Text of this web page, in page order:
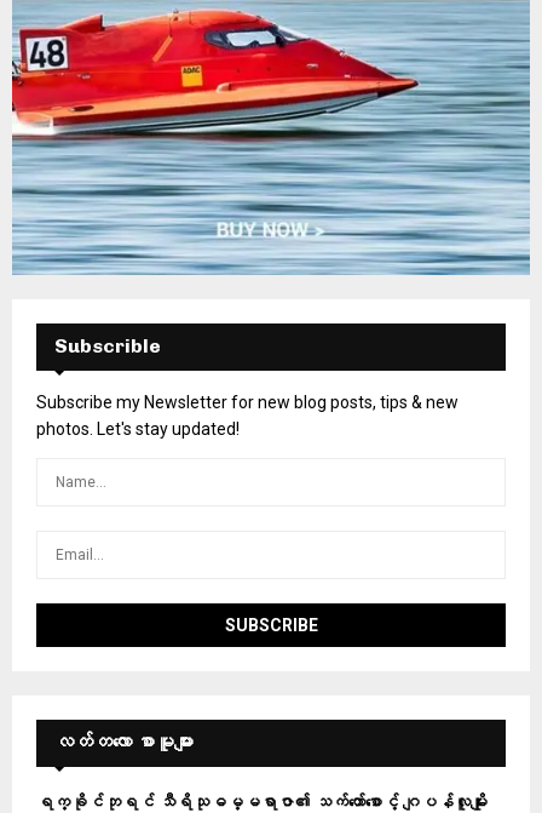
Subscrible
Subscribe my Newsletter for new blog posts, tips & new
photos. Let's stay updated!
လတ်တ‌လော စာမူများ
ရက္ခိုင်ဘုရင် သီရိသုဓမ္မရာဇာ၏ သက်တော်စောင့် ဂျပန်လူမျိုး